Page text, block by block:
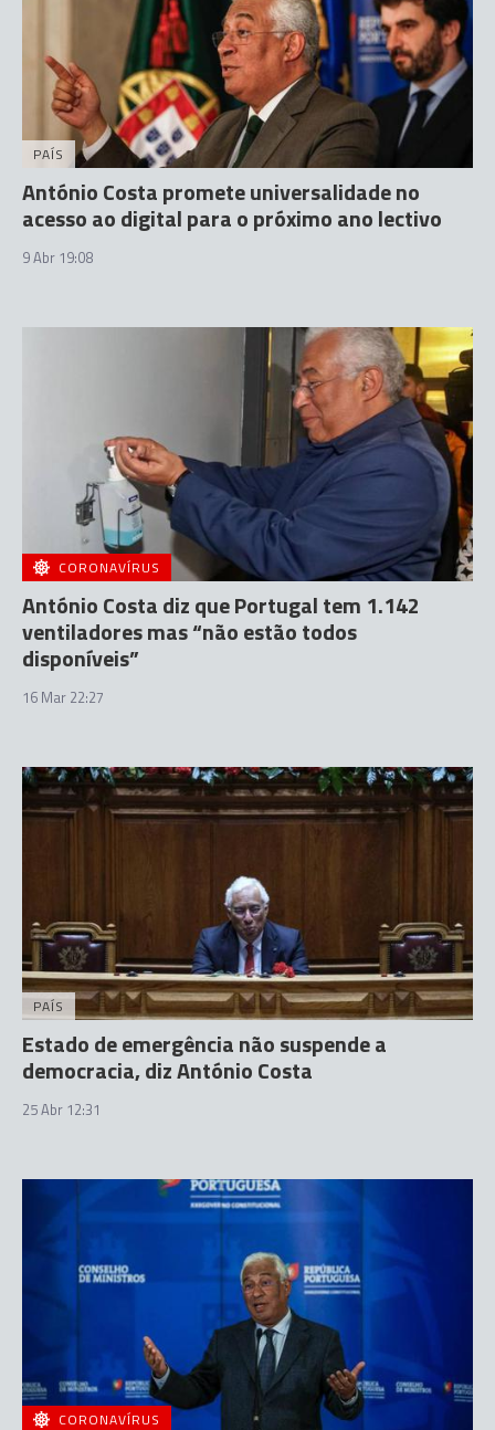
PAÍS
António Costa promete universalidade no
acesso ao digital para o próximo ano lectivo
9 Abr 19:08
CORONAVÍRUS
António Costa diz que Portugal tem 1.142
ventiladores mas “não estão todos
disponíveis”
16 Mar 22:27
PAÍS
Estado de emergência não suspende a
democracia, diz António Costa
25 Abr 12:31
CORONAVÍRUS